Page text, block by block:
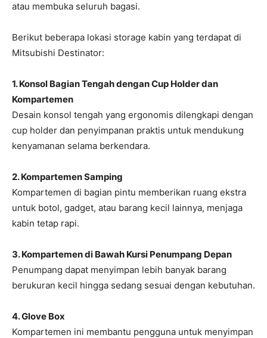
atau membuka seluruh bagasi.
Berikut beberapa lokasi storage kabin yang terdapat di
Mitsubishi Destinator:
1. Konsol Bagian Tengah dengan Cup Holder dan
Kompartemen
Desain konsol tengah yang ergonomis dilengkapi dengan
cup holder dan penyimpanan praktis untuk mendukung
kenyamanan selama berkendara.
2. Kompartemen Samping
Kompartemen di bagian pintu memberikan ruang ekstra
untuk botol, gadget, atau barang kecil lainnya, menjaga
kabin tetap rapi.
3. Kompartemen di Bawah Kursi Penumpang Depan
Penumpang dapat menyimpan lebih banyak barang
berukuran kecil hingga sedang sesuai dengan kebutuhan.
4. Glove Box
Kompartemen ini membantu pengguna untuk menyimpan